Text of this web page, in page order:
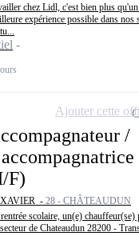
chez Lidl, c'est bien plus qu'un
expérience possible dans nos
/
F)
XAVIER - 28 - CHÂTEAUDUN
scolaire, un(e) chauffeur(se)
de Chateaudun 28200 -
Ajouter cette